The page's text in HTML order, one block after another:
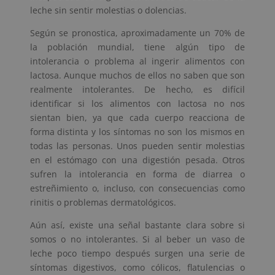
leche sin sentir molestias o dolencias.
Según se pronostica, aproximadamente un 70% de
la población mundial, tiene algún tipo de
intolerancia o problema al ingerir alimentos con
lactosa. Aunque muchos de ellos no saben que son
realmente intolerantes. De hecho, es difícil
identificar si los alimentos con lactosa no nos
sientan bien, ya que cada cuerpo reacciona de
forma distinta y los síntomas no son los mismos en
todas las personas. Unos pueden sentir molestias
en el estómago con una digestión pesada. Otros
sufren la intolerancia en forma de diarrea o
estreñimiento o, incluso, con consecuencias como
rinitis o problemas dermatológicos.
Aún así, existe una señal bastante clara sobre si
somos o no intolerantes. Si al beber un vaso de
leche poco tiempo después surgen una serie de
síntomas digestivos, como cólicos, flatulencias o